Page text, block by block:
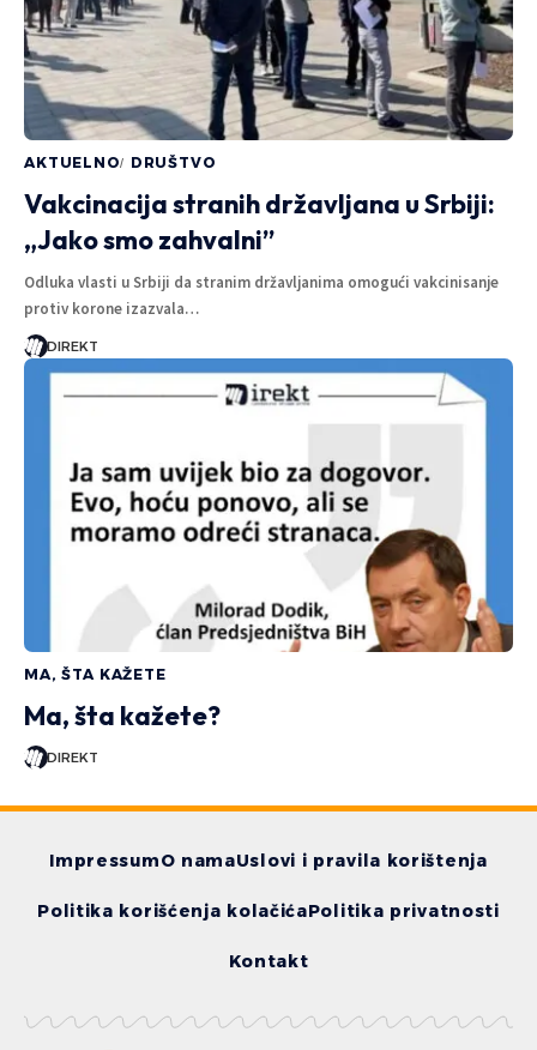
AKTUELNO DRUŠTVO
Vakcinacija stranih državljana u Srbiji:
„Jako smo zahvalni”
Odluka vlasti u Srbiji da stranim državljanima omogući vakcinisanje
protiv korone izazvala…
DIREKT
MA, ŠTA KAŽETE
Ma, šta kažete?
DIREKT
ImpressumO namaUslovi i pravila korištenja
Politika korišćenja kolačićaPolitika privatnosti
Kontakt